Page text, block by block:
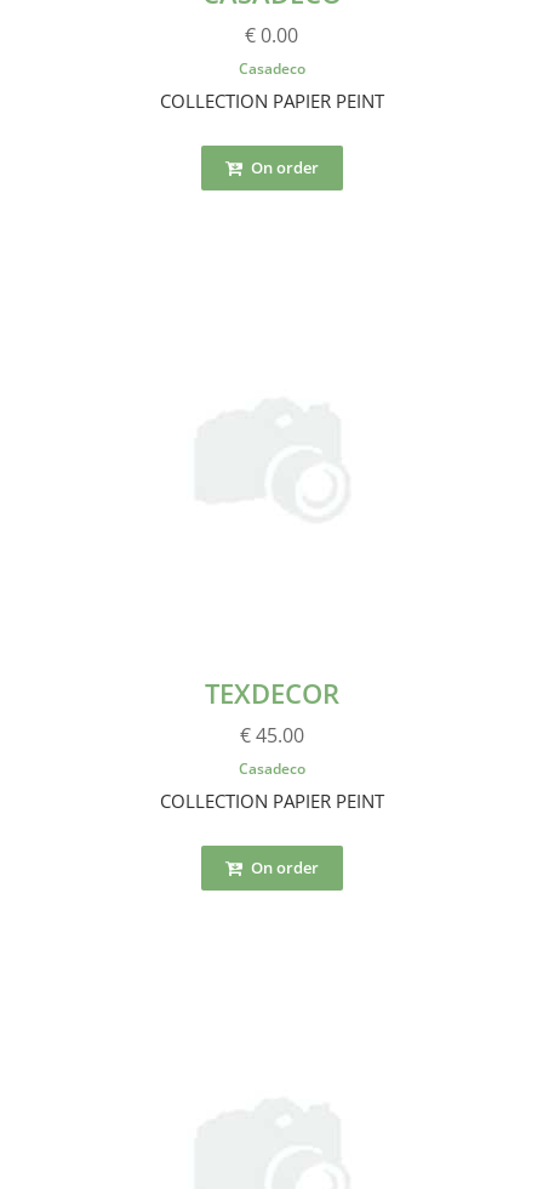
€ 0.00
Casadeco
COLLECTION PAPIER PEINT
On order
TEXDECOR
€ 45.00
Casadeco
COLLECTION PAPIER PEINT
On order